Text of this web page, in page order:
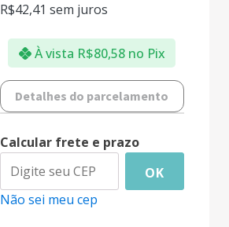
R$42,41 sem juros
À vista R$80,58 no Pix
Detalhes do parcelamento
Calcular frete e prazo
OK
Não sei meu cep